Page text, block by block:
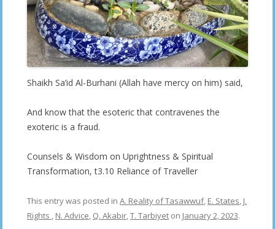
Shaikh Sa’id Al-Burhani (Allah have mercy on him) said,
And know that the esoteric that contravenes the
exoteric is a fraud.
Counsels & Wisdom on Uprightness & Spiritual
Transformation, t3.10 Reliance of Traveller
This entry was posted in A. Reality of Tasawwuf, E. States, J.
Rights , N. Advice, Q. Akabir,T. Tarbiyet on January 2, 2023.